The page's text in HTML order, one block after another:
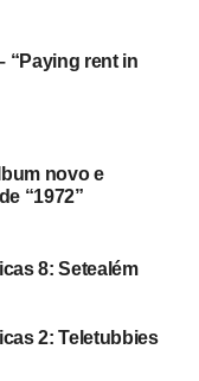
“Paying rent in
novo e
“1972”
8: Setealém
2: Teletubbies